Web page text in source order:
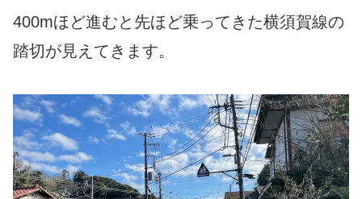
400mほど進むと先ほど乗ってきた横須賀線の
踏切が見えてきます。